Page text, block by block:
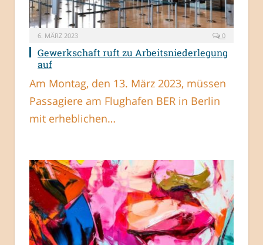
6. MÄRZ 2023 0
Gewerkschaft ruft zu Arbeitsniederlegung
auf
Am Montag, den 13. März 2023, müssen
Passagiere am Flughafen BER in Berlin
mit erheblichen…